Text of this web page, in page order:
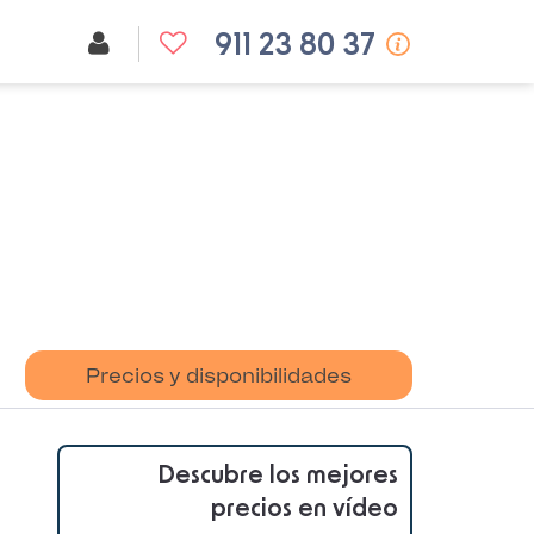
911 23 80 37
Precios y disponibilidades
Descubre los mejores
precios en vídeo